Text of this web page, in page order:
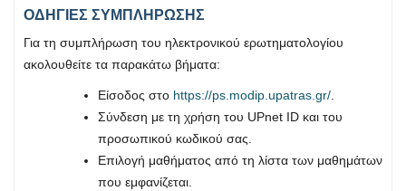
ΟΔΗΓΙΕΣ ΣΥΜΠΛΗΡΩΣΗΣ
Για τη συμπλήρωση του ηλεκτρονικού ερωτηματολογίου
ακολουθείτε τα παρακάτω βήματα:
Είσοδος στο https://ps.modip.upatras.gr/
Σύνδεση με τη χρήση του UPnet ID και του
προσωπικού κωδικού σας.
Επιλογή μαθήματος από τη λίστα των μαθημάτων
που εμφανίζεται.